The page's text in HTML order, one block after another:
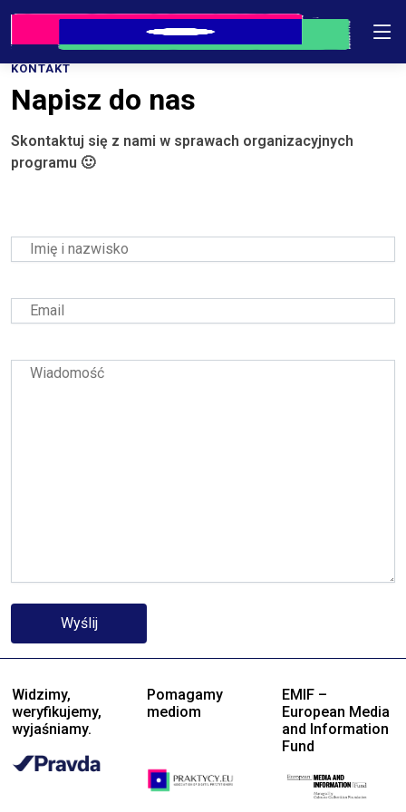
Skip
content
KONTAKT
Napisz do nas
Skontaktuj się z nami w sprawach organizacyjnych
programu 🙂
Widzimy,
weryfikujemy,
wyjaśniamy.
Pomagamy
mediom
EMIF –
European Media
and Information
Fund